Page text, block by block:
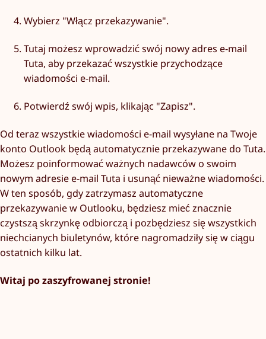
Wybierz "Włącz przekazywanie".
Tutaj możesz wprowadzić swój nowy adres e-mail
Tuta, aby przekazać wszystkie przychodzące
wiadomości e-mail.
Potwierdź swój wpis, klikając "Zapisz".
Od teraz wszystkie wiadomości e-mail wysyłane na Twoje
konto Outlook będą automatycznie przekazywane do Tuta.
Możesz poinformować ważnych nadawców o swoim
nowym adresie e-mail Tuta i usunąć nieważne wiadomości.
W ten sposób, gdy zatrzymasz automatyczne
przekazywanie w Outlooku, będziesz mieć znacznie
czystszą skrzynkę odbiorczą i pozbędziesz się wszystkich
niechcianych biuletynów, które nagromadziły się w ciągu
ostatnich kilku lat.
Witaj po zaszyfrowanej stronie!